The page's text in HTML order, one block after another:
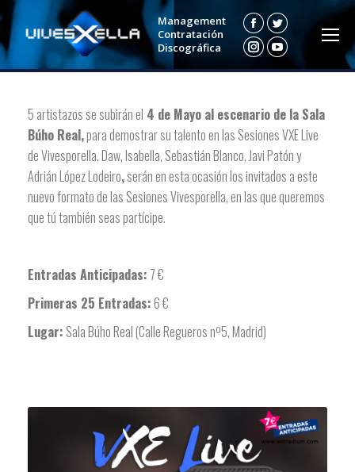
Management
Contratación
Discográfica
FacebookTwitter
Instagram
YouTube
5 artistazos se subirán el 4 de Mayo al escenario de la Sala
Búho Real,para demostrar su talento en las Sesiones VXE Live
de Vivesporella. Daw, Isabella, Sebastián Blanco, Javi Patón y
Adrián López Lodeiro,serán en esta ocasión los invitados a este
nuevo formato de las Sesiones Vivesporella, en las que queremos
que tú también seas partícipe.
Entradas Anticipadas: 7 €
Primeras 25 Entradas:6 €
Lugar: Sala Búho Real (Calle Regueros nº5, Madrid)